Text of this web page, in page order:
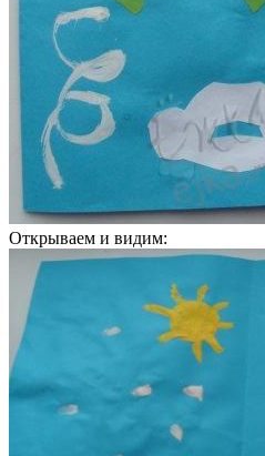
Открываем и видим: